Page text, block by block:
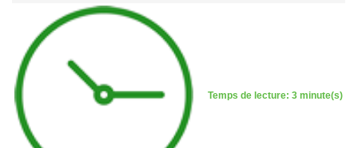
Temps de lecture: 3 minute(s)